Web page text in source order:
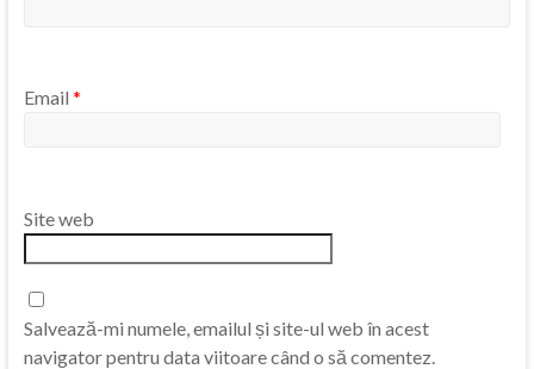
Email *
Site web
Salvează-mi numele, emailul și site-ul web în acest
navigator pentru data viitoare când o să comentez.